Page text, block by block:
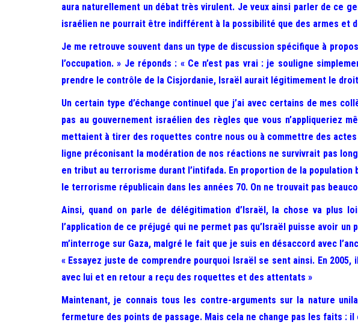
aura naturellement un débat très virulent. Je veux ainsi parler de ce
israélien ne pourrait être indifférent à la possibilité que des armes et
Je me retrouve souvent dans un type de discussion spécifique à
l’occupation. » Je réponds : « Ce n’est pas vrai : je souligne
prendre le contrôle de la Cisjordanie, Israël aurait légitimement le
Un certain type d’échange continuel que j’ai avec certains de mes
pas au gouvernement israélien des règles que vous n’appliqueriez
mettaient à tirer des roquettes contre nous ou à commettre des
ligne préconisant la modération de nos réactions ne survivrait pas
en tribut au terrorisme durant l’intifada. En proportion de la
le terrorisme républicain dans les années 70. On ne trouvait pas
Ainsi, quand on parle de délégitimation d’Israël, la chose va plus
l’application de ce préjugé qui ne permet pas qu’Israël puisse avoir
m’interroge sur Gaza, malgré le fait que je suis en désaccord avec
« Essayez juste de comprendre pourquoi Israël se sent ainsi. En
avec lui et en retour a reçu des roquettes et des attentats »
Maintenant, je connais tous les contre-arguments sur la nature
fermeture des points de passage. Mais cela ne change pas les faits :